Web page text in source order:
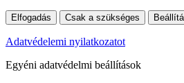
Elfogadás Csak a szükséges
Adatvédelemi nyilatkozatot
Egyéni adatvédelmi beállítások